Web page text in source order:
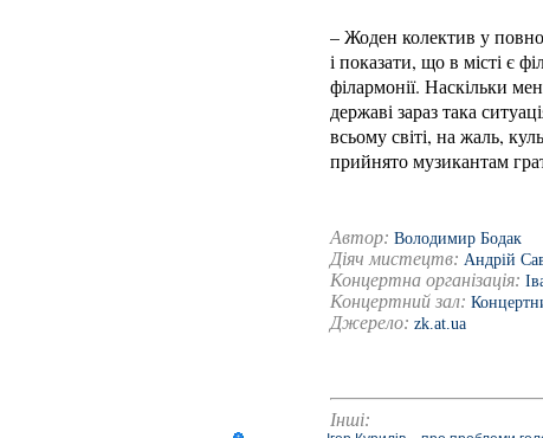
– Жоден колектив у
і показати, що в місті є
філармонії. Наскільки
державі зараз така
всьому світі, на жаль,
прийнято музикантам
Автор: Володимир Бодак
Діяч мистецтв: Андрій
Концертна організація:
Концертний зал:
Джерело: zk.at.ua
Інші: